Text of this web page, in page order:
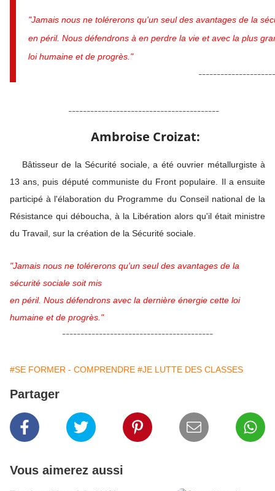
"Jamais nous ne tolérerons qu'un seul des avantages de la
en péril. Nous défendrons à en perdre la vie et avec la plus
loi humaine et de progrès."
-----------------------------------------
Ambroise Croizat:
Bâtisseur de la Sécurité sociale, a été ouvrier métallurgiste à
13 ans, puis député communiste du Front populaire. Il a ensuite
participé à l'élaboration du Programme du Conseil national de la
Résistance qui déboucha, à la Libération alors qu'il était ministre
du Travail, sur la création de la Sécurité sociale.
"Jamais nous ne tolérerons qu'un seul des avantages de la
sécurité sociale soit mis
en péril. Nous défendrons avec la dernière énergie cette loi
humaine et de progrès."
-----------------------------------------
#SE FORMER - COMPRENDRE #JE LUTTE DES CLASSES
Partager
Vous aimerez aussi